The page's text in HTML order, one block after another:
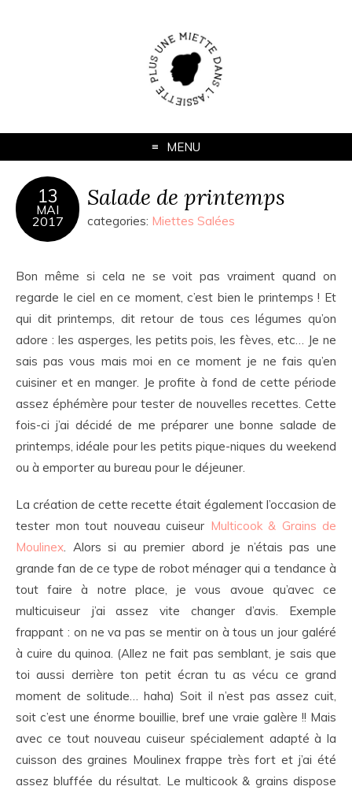
MENU
13
MAI
2017
Salade de printemps
categories: Miettes Salées
Bon même si cela ne se voit pas vraiment quand on
regarde le ciel en ce moment, c’est bien le printemps ! Et
qui dit printemps, dit retour de tous ces légumes qu’on
adore : les asperges, les petits pois, les fèves, etc… Je ne
sais pas vous mais moi en ce moment je ne fais qu’en
cuisiner et en manger. Je profite à fond de cette période
assez éphémère pour tester de nouvelles recettes. Cette
fois-ci j’ai décidé de me préparer une bonne salade de
printemps, idéale pour les petits pique-niques du weekend
ou à emporter au bureau pour le déjeuner.
La création de cette recette était également l’occasion de
tester mon tout nouveau cuiseur Multicook & Grains de
Moulinex. Alors si au premier abord je n’étais pas une
grande fan de ce type de robot ménager qui a tendance à
tout faire à notre place, je vous avoue qu’avec ce
multicuiseur j’ai assez vite changer d’avis. Exemple
frappant : on ne va pas se mentir on à tous un jour galéré
à cuire du quinoa. (Allez ne fait pas semblant, je sais que
toi aussi derrière ton petit écran tu as vécu ce grand
moment de solitude… haha) Soit il n’est pas assez cuit,
soit c’est une énorme bouillie, bref une vraie galère !! Mais
avec ce tout nouveau cuiseur spécialement adapté à la
cuisson des graines Moulinex frappe très fort et j’ai été
assez bluffée du résultat. Le multicook & grains dispose